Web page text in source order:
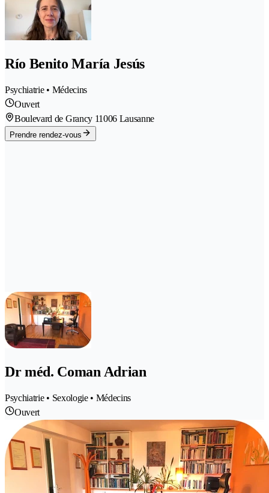
Río Benito María Jesús
Psychiatrie • Médecins
Ouvert
Boulevard de Grancy 11006 Lausanne
Prendre rendez-vous
Dr méd. Coman Adrian
Psychiatrie • Sexologie • Médecins
Ouvert